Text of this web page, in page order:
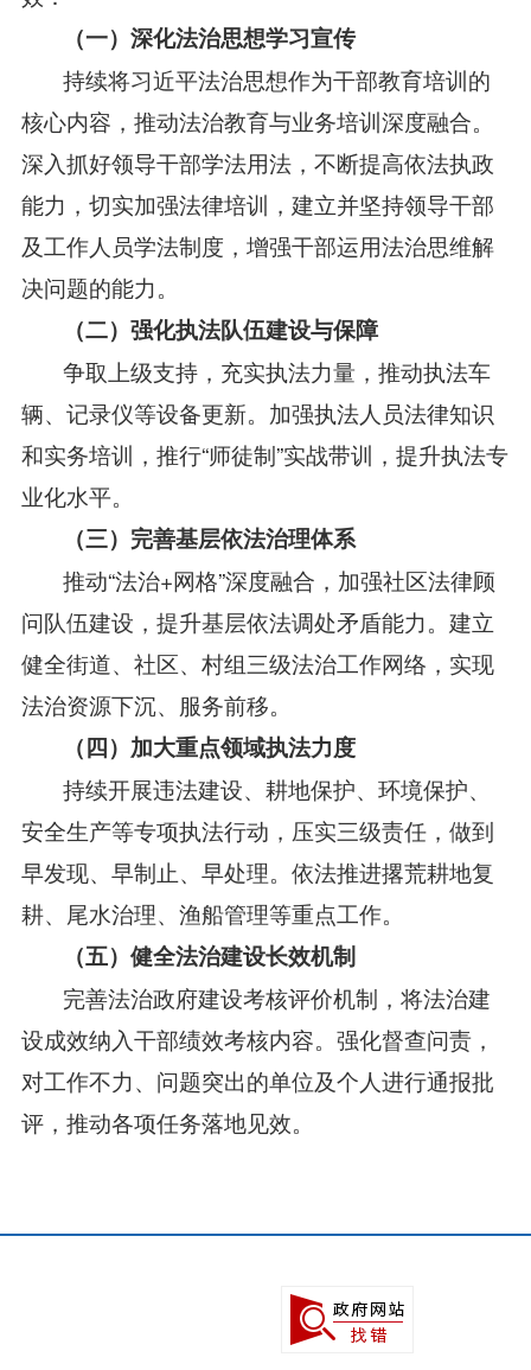
（一）深化法治思想学习宣传
持续将习近平法治思想作为干部教育培训的
核心内容，推动法治教育与业务培训深度融合。
深入抓好领导干部学法用法，不断提高依法执政
能力，切实加强法律培训，建立并坚持领导干部
及工作人员学法制度，增强干部运用法治思维解
决问题的能力。
（二）强化执法队伍建设与保障
争取上级支持，充实执法力量，推动执法车
辆、记录仪等设备更新。加强执法人员法律知识
和实务培训，推行“师徒制”实战带训，提升执法专
业化水平。
（三）完善基层依法治理体系
推动“法治+网格”深度融合，加强社区法律顾
问队伍建设，提升基层依法调处矛盾能力。建立
健全街道、社区、村组三级法治工作网络，实现
法治资源下沉、服务前移。
（四）加大重点领域执法力度
持续开展违法建设、耕地保护、环境保护、
安全生产等专项执法行动，压实三级责任，做到
早发现、早制止、早处理。依法推进撂荒耕地复
耕、尾水治理、渔船管理等重点工作。
（五）健全法治建设长效机制
完善法治政府建设考核评价机制，将法治建
设成效纳入干部绩效考核内容。强化督查问责，
对工作不力、问题突出的单位及个人进行通报批
评，推动各项任务落地见效。